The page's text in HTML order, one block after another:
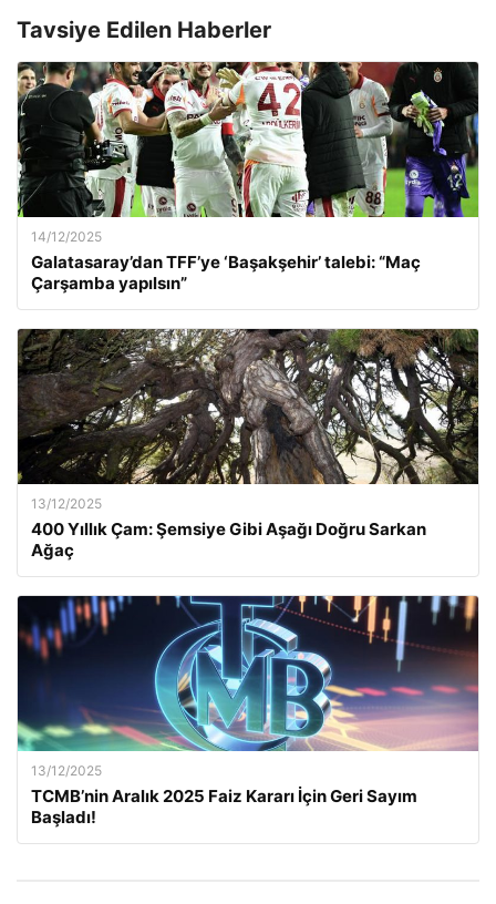
Tavsiye Edilen Haberler
14/12/2025
Galatasaray’dan TFF’ye ‘Başakşehir’ talebi: “Maç
Çarşamba yapılsın”
13/12/2025
400 Yıllık Çam: Şemsiye Gibi Aşağı Doğru Sarkan
Ağaç
13/12/2025
TCMB’nin Aralık 2025 Faiz Kararı İçin Geri Sayım
Başladı!